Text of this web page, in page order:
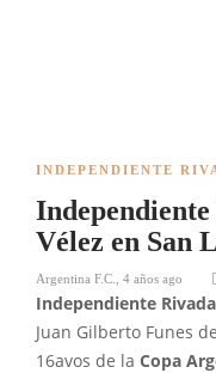
INDEPENDIENTE
Vélez en San
Argentina F.C. 4 años ago
Independiente
Juan Gilberto Funes
16avos de la Copa